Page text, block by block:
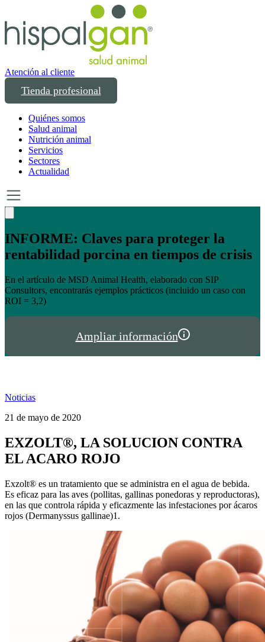
Atención al cliente
Tienda profesional
Quiénes somos
Salud animal
Nutrición animal
Servicios
Sectores
Actualidad
Un año transformando las compras
profesionales en salud y bienestar animal:
Un año creciendo junto a los profesionales del sector animal en
España y Portugal
Ampliar información
Noticias
21 de mayo de 2020
EXZOLT®, LA SOLUCION CONTRA
EL ACARO ROJO
Exzolt® es un tratamiento que se administra en el agua de bebida.
Es eficaz para las aves (pollitas, gallinas ponedoras y reproductoras),
en las que controla rápida y eficazmente las infestaciones por ácaros
rojos (Dermanyssus gallinae)1.